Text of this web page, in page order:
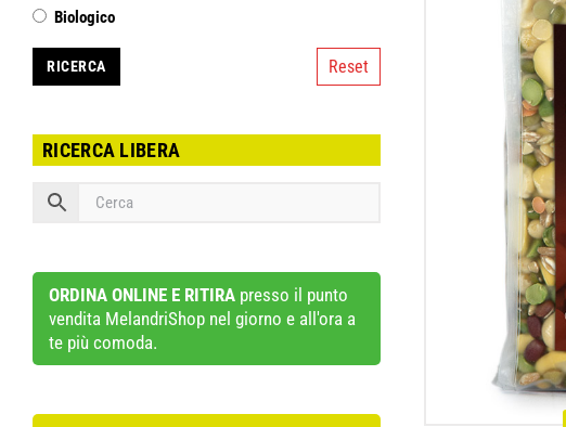
Biologico
Reset
RICERCA LIBERA
ORDINA ONLINE E RITIRA presso il punto
vendita MelandriShop nel giorno e all'ora a
te più comoda.